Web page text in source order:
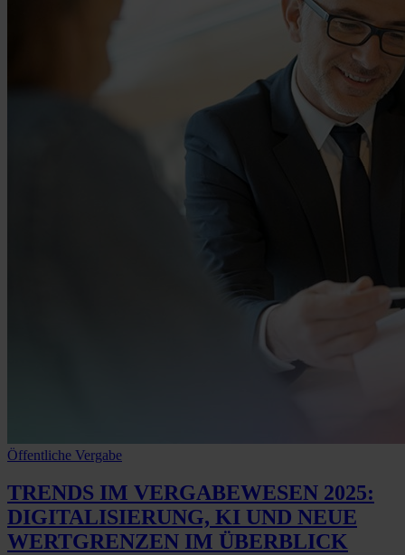
Öffentliche Vergabe
TRENDS IM VERGABEWESEN 2025:
DIGITALISIERUNG, KI UND NEUE
WERTGRENZEN IM ÜBERBLICK